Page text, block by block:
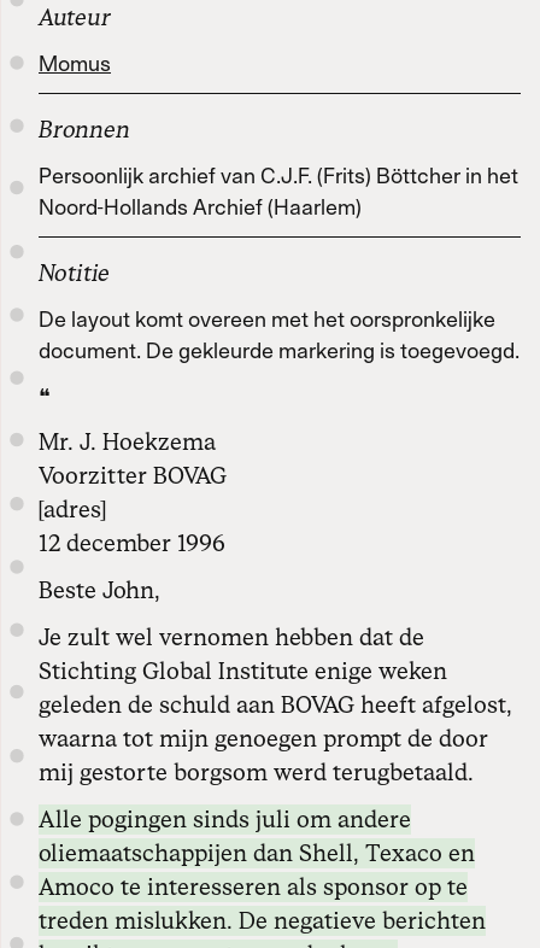
Auteur
Momus
Bronnen
Persoonlijk archief van C.J.F. (Frits) Böttcher in het
Noord-Hollands Archief (Haarlem)
Notitie
De layout komt overeen met het oorspronkelijke
document. De gekleurde markering is toegevoegd.
❝
Mr. J. Hoekzema
Voorzitter BOVAG
[adres]
12 december 1996
Beste John,
Je zult wel vernomen hebben dat de
Stichting Global Institute enige weken
geleden de schuld aan BOVAG heeft afgelost,
waarna tot mijn genoegen prompt de door
mij gestorte borgsom werd terugbetaald.
Alle pogingen sinds juli om andere
oliemaatschappijen dan Shell, Texaco en
Amoco te interesseren als sponsor op te
treden mislukken. De negatieve berichten